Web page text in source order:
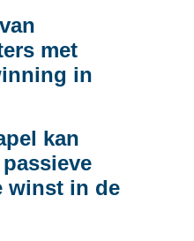
met
in
kan
winst in de